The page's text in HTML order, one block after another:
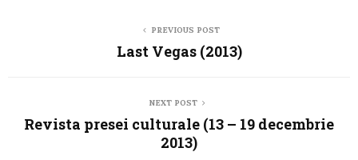
PREVIOUS POST
Last Vegas (2013)
NEXT POST
Revista presei culturale (13 – 19 decembrie
2013)